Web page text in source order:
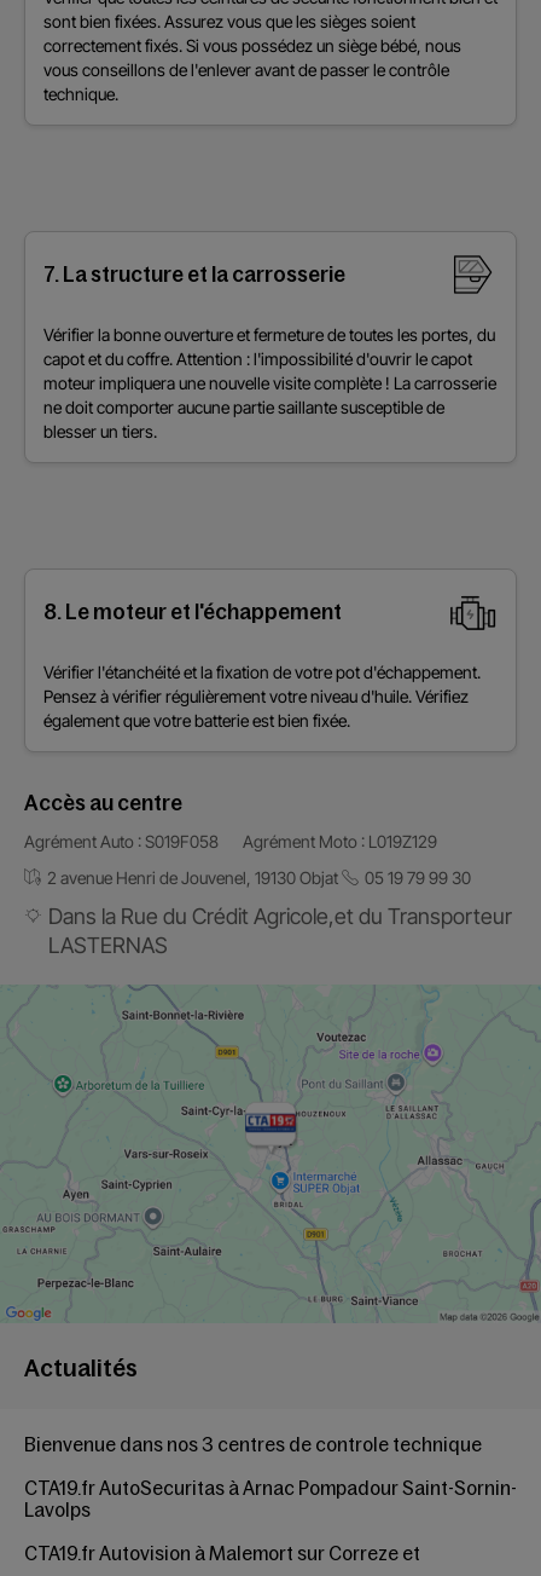
sont bien fixées. Assurez vous que les sièges soient
correctement fixés. Si vous possédez un siège bébé, nous
vous conseillons de l'enlever avant de passer le contrôle
technique.
7. La structure et la carrosserie
Vérifier la bonne ouverture et fermeture de toutes les portes, du
capot et du coffre. Attention : l'impossibilité d'ouvrir le capot
moteur impliquera une nouvelle visite complète ! La carrosserie
ne doit comporter aucune partie saillante susceptible de
blesser un tiers.
8. Le moteur et l'échappement
Vérifier l'étanchéité et la fixation de votre pot d'échappement.
Pensez à vérifier régulièrement votre niveau d'huile. Vérifiez
également que votre batterie est bien fixée.
Accès au centre
Agrément Auto : S019F058
Agrément Moto : L019Z129
2 avenue Henri de Jouvenel, 19130 Objat
05 19 79 99 30
Dans la Rue du Crédit Agricole,et du Transporteur
LASTERNAS
Actualités
Bienvenue dans nos 3 centres de controle technique
CTA19.fr AutoSecuritas à Arnac Pompadour Saint-Sornin-
Lavolps
CTA19.fr Autovision à Malemort sur Correze et